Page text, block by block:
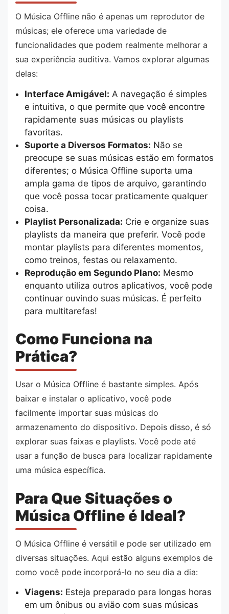
O Música Offline não é apenas um reprodutor de
músicas; ele oferece uma variedade de
funcionalidades que podem realmente melhorar a
sua experiência auditiva. Vamos explorar algumas
delas:
Interface Amigável: A navegação é simples
e intuitiva, o que permite que você encontre
rapidamente suas músicas ou playlists
favoritas.
Suporte a Diversos Formatos: Não se
preocupe se suas músicas estão em formatos
diferentes; o Música Offline suporta uma
ampla gama de tipos de arquivo, garantindo
que você possa tocar praticamente qualquer
coisa.
Playlist Personalizada: Crie e organize suas
playlists da maneira que preferir. Você pode
montar playlists para diferentes momentos,
como treinos, festas ou relaxamento.
Reprodução em Segundo Plano: Mesmo
enquanto utiliza outros aplicativos, você pode
continuar ouvindo suas músicas. É perfeito
para multitarefas!
Como Funciona na
Prática?
Usar o Música Offline é bastante simples. Após
baixar e instalar o aplicativo, você pode
facilmente importar suas músicas do
armazenamento do dispositivo. Depois disso, é só
explorar suas faixas e playlists. Você pode até
usar a função de busca para localizar rapidamente
uma música específica.
Para Que Situações o
Música Offline é Ideal?
O Música Offline é versátil e pode ser utilizado em
diversas situações. Aqui estão alguns exemplos de
como você pode incorporá-lo no seu dia a dia:
Viagens: Esteja preparado para longas horas
em um ônibus ou avião com suas músicas